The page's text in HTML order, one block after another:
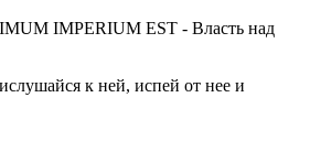
IMPERIUM EST - Власть над
к ней, испей от нее и